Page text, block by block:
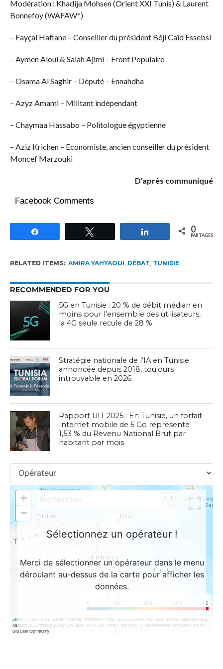
Modération : Khadija Mohsen (Orient XXI Tunis) & Laurent
Bonnefoy (WAFAW*)
– Fayçal Hafiane – Conseiller du président Béji Caïd Essebsi
– Aymen Aloui & Salah Ajimi – Front Populaire
– Osama Al Saghir – Député – Ennahdha
– Azyz Amami – Militant indépendant
– Chaymaa Hassabo – Politologue égyptienne
– Aziz Krichen – Economiste, ancien conseiller du président
Moncef Marzouki
D’après communiqué
Facebook Comments
Partagez 0
PARTAGES
RELATED ITEMS: AMIRA YAHYAOUI, DÉBAT, TUNISIE
RECOMMENDED FOR YOU
5G en Tunisie : 20 % de débit médian en
moins pour l’ensemble des utilisateurs,
la 4G seule recule de 28 %
Stratégie nationale de l’IA en Tunisie :
annoncée depuis 2018, toujours
introuvable en 2026
Rapport UIT 2025 : En Tunisie, un forfait
Internet mobile de 5 Go représente
1,53 % du Revenu National Brut par
habitant par mois